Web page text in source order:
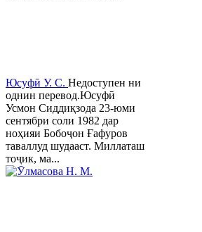
Юсуфӣ У. C. Недоступен ни
однин перевод.Юсуфӣ
Усмон Сиддиқзода 23-юми
сентябри соли 1982 дар
ноҳияи Бобоҷон Ғафуров
таваллуд шудааст. Миллаташ
тоҷик, ма...